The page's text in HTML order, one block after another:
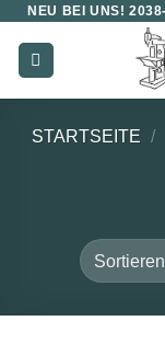
Zum
Inhalt
springen
NEU BEI UNS!
STARTSEITE /